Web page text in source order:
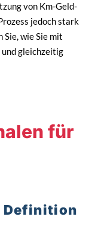
von Km-Geld-
jedoch stark
wie Sie mit
gleichzeitig
für
Definition